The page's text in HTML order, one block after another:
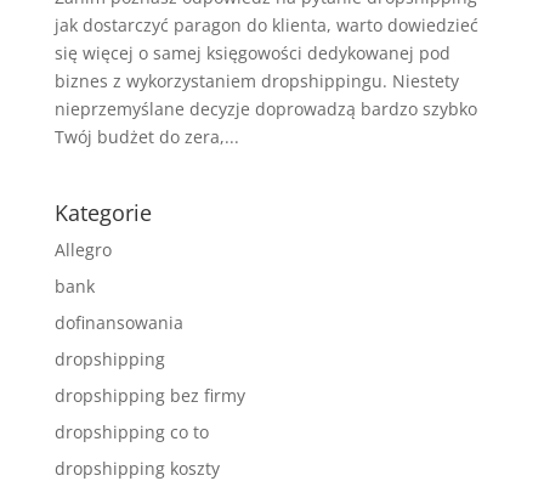
jak dostarczyć paragon do klienta, warto dowiedzieć
się więcej o samej księgowości dedykowanej pod
biznes z wykorzystaniem dropshippingu. Niestety
nieprzemyślane decyzje doprowadzą bardzo szybko
Twój budżet do zera,...
Kategorie
Allegro
bank
dofinansowania
dropshipping
dropshipping bez firmy
dropshipping co to
dropshipping koszty